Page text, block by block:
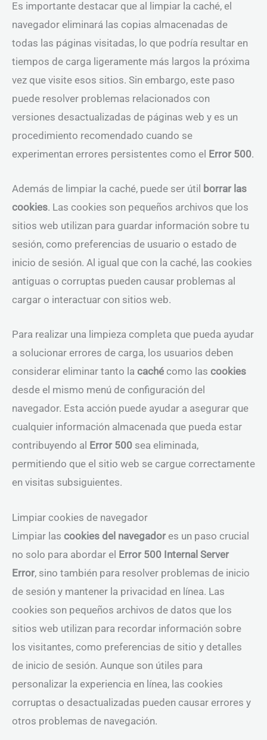
Es importante destacar que al limpiar la caché, el
navegador eliminará las copias almacenadas de
todas las páginas visitadas, lo que podría resultar en
tiempos de carga ligeramente más largos la próxima
vez que visite esos sitios. Sin embargo, este paso
puede resolver problemas relacionados con
versiones desactualizadas de páginas web y es un
procedimiento recomendado cuando se
experimentan errores persistentes como el Error 500.
Además de limpiar la caché, puede ser útil borrar las
cookies. Las cookies son pequeños archivos que los
sitios web utilizan para guardar información sobre tu
sesión, como preferencias de usuario o estado de
inicio de sesión. Al igual que con la caché, las cookies
antiguas o corruptas pueden causar problemas al
cargar o interactuar con sitios web.
Para realizar una limpieza completa que pueda ayudar
a solucionar errores de carga, los usuarios deben
considerar eliminar tanto la caché como las cookies
desde el mismo menú de configuración del
navegador. Esta acción puede ayudar a asegurar que
cualquier información almacenada que pueda estar
contribuyendo al Error 500 sea eliminada,
permitiendo que el sitio web se cargue correctamente
en visitas subsiguientes.
Limpiar cookies de navegador
Limpiar las cookies del navegadores un paso crucial
no solo para abordar el Error 500 Internal Server
Error, sino también para resolver problemas de inicio
de sesión y mantener la privacidad en línea. Las
cookies son pequeños archivos de datos que los
sitios web utilizan para recordar información sobre
los visitantes, como preferencias de sitio y detalles
de inicio de sesión. Aunque son útiles para
personalizar la experiencia en línea, las cookies
corruptas o desactualizadas pueden causar errores y
otros problemas de navegación.